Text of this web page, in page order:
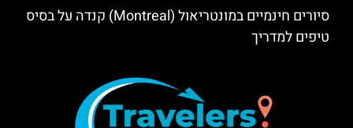
סיורים חינמיים במונטריאול (Montreal) קנדה על בסיס
טיפים למדריך